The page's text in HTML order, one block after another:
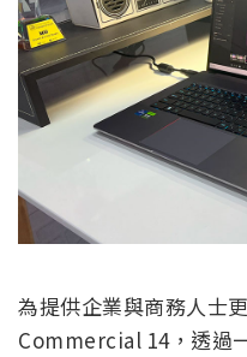
為提供企業與商務人士
Commercial 14，透過